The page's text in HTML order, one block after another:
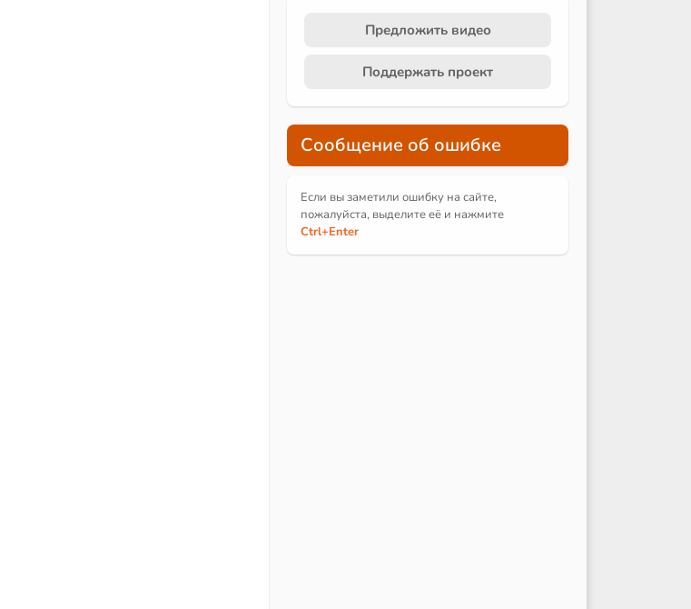
Предложить видео
Поддержать проект
Сообщение об ошибке
Если вы заметили ошибку на сайте,
пожалуйста, выделите её и нажмите
Ctrl+Enter